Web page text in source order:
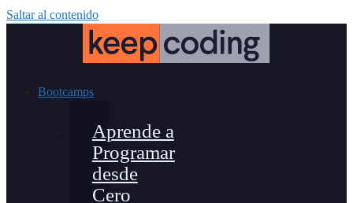
Saltar al contenido
Bootcamps
Aprende a
Programar
desde
Cero